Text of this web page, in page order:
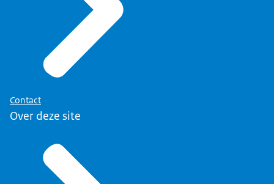
Contact
Over deze site